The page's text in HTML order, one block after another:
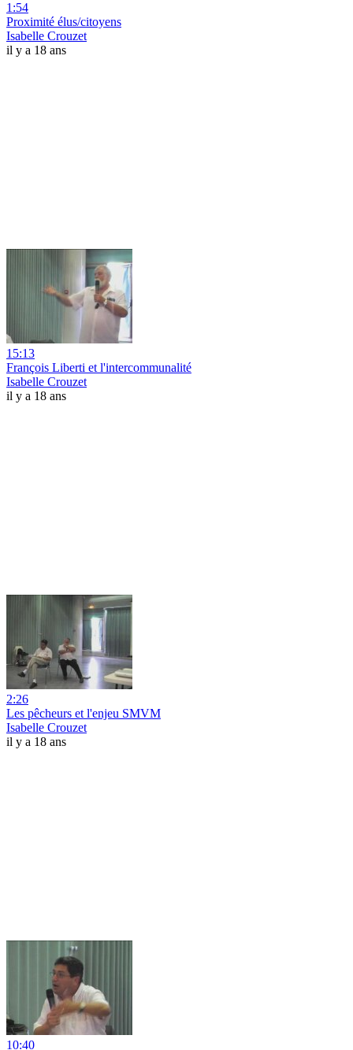
1:54
Proximité élus/citoyens
Isabelle Crouzet
il y a 18 ans
15:13
François Liberti et l'intercommunalité
Isabelle Crouzet
il y a 18 ans
2:26
Les pêcheurs et l'enjeu SMVM
Isabelle Crouzet
il y a 18 ans
10:40